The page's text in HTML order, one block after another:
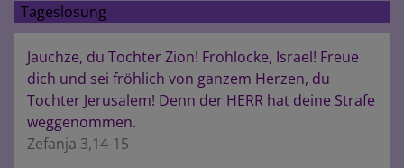
Tageslosung
Jauchze, du Tochter Zion! Frohlocke, Israel! Freue
dich und sei fröhlich von ganzem Herzen, du
Tochter Jerusalem! Denn der HERR hat deine Strafe
weggenommen.
Zefanja 3,14-15